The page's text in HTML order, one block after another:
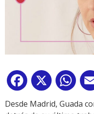
Facebook
X
Desde Madrid, Guada